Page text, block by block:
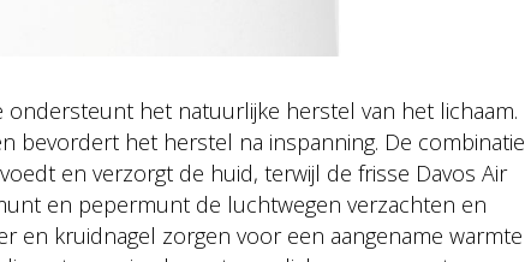
ondersteunt het natuurlijke herstel van het lichaam.
bevordert het herstel na inspanning. De combinatie
en verzorgt de huid, terwijl de frisse Davos Air
en pepermunt de luchtwegen verzachten en
en kruidnagel zorgen voor een aangename warmte